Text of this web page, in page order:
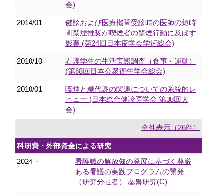
会)
2014/01
健診および医療機関受診時の医師の短時
間禁煙推奨が喫煙者の禁煙行動に及ぼす
影響 (第24回日本疫学会学術総会)
2010/10
看護学生の生活実態調査（食事・運動）
(第68回日本公衆衛生学会総会)
2010/01
喫煙と糖代謝の関連についての系統的レ
ビュー (日本総合健診医学会 第38回大
会)
全件表示（26件）
科研費・外部資金による研究
2024 ～
看護職の解放知の発展に基づく尊厳
ある看護の実践プログラムの開発
（研究分担者） 基盤研究(C)